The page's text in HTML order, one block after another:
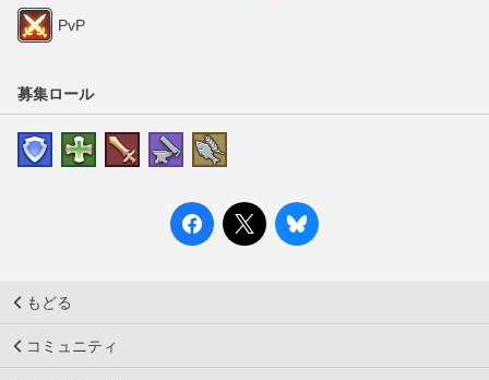
PvP
募集ロール
もどる
コミュニティ